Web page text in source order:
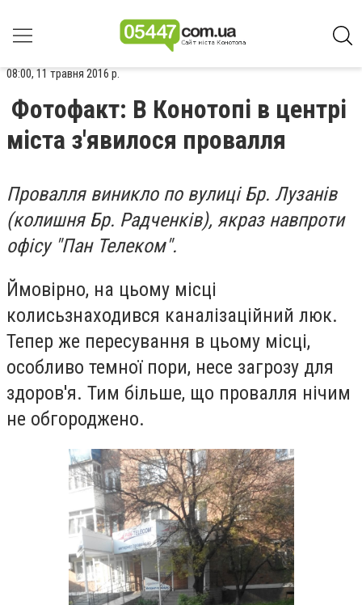
08:00, 11 травня 2016 р.
Фотофакт: В Конотопі в центрі
міста з'явилося провалля
Провалля виникло по вулиці Бр. Лузанів
(колишня Бр. Радченків), якраз навпроти
офісу "Пан Телеком".
Ймовірно, на цьому місці
колисьзнаходився каналізаційний люк.
Тепер же пересування в цьому місці,
особливо темної пори, несе загрозу для
здоров'я. Тим більше, що провалля нічим
не обгороджено.